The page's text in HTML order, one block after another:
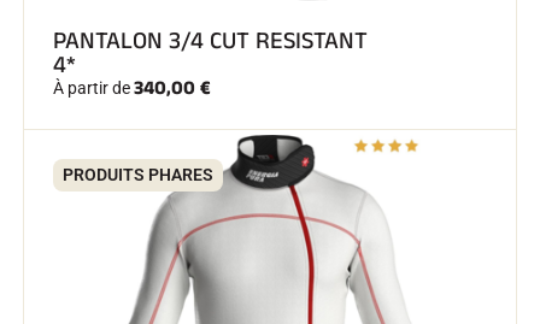
PANTALON 3/4 CUT RESISTANT
4*
À partir de340,00 €
PRODUITS PHARES